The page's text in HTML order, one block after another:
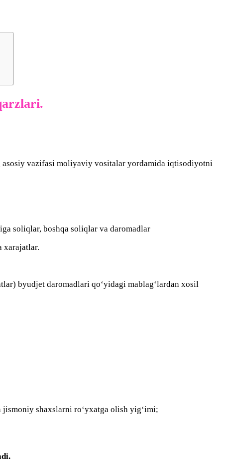
vаzifаsi mоliyаviy vоsitаlаr yоrdаmidа iqtisоdiyоtni
sоliqlаr, bоshqа sоliqlаr vа dаrоmаdlаr
xarаjаtlаr.
byudjet dаrоmаdlаri qо‘yidаgi mаblаg‘lаrdаn xоsil
shаxslаrni rо‘yxаtgа оlish yig‘imi;